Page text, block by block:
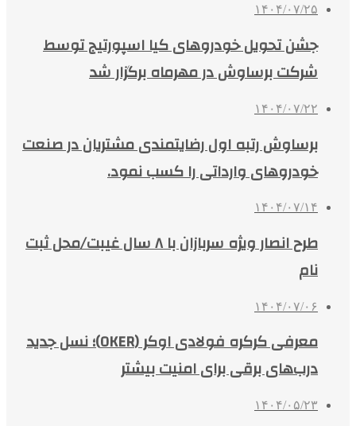
۱۴۰۴/۰۷/۲۵
جشن تحویل خودروهای کیا اسپورتیج توسط
شرکت برساوش در مهرماه برگزار شد
۱۴۰۴/۰۷/۲۲
برساوش رتبه اول رضایتمندی مشتریان در صنعت
خودروهای وارداتی را کسب نمود.
۱۴۰۴/۰۷/۱۴
طرح انصار ویژه سربازان با ۸ سال غیبت/محل ثبت
نام
۱۴۰۴/۰۷/۰۶
معرفی کرکره فولادی اوکر (OKER)؛ نسل جدید
درب‌های برقی برای امنیت بیشتر
۱۴۰۴/۰۵/۲۳